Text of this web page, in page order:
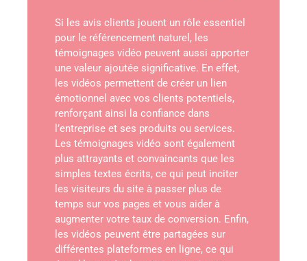
Si les avis clients jouent un rôle essentiel
pour le référencement naturel, les
témoignages vidéo peuvent aussi apporter
une valeur ajoutée significative. En effet,
les vidéos permettent de créer un lien
émotionnel avec vos clients potentiels,
renforçant ainsi la confiance dans
l’entreprise et ses produits ou services.
Les témoignages vidéo sont également
plus attrayants et convaincants que les
simples textes écrits, ce qui peut inciter
les visiteurs du site à passer plus de
temps sur vos pages et vous aider à
augmenter votre taux de conversion. Enfin,
les vidéos peuvent être partagées sur
différentes plateformes en ligne, ce qui